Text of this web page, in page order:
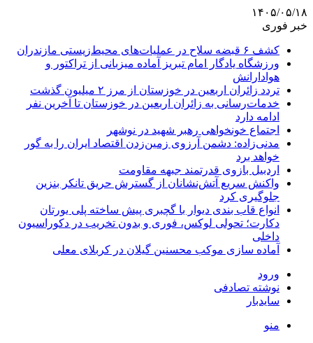
۱۴۰۵/۰۵/۱۸
خبر فوری
کشف ۶ قبضه سلاح در عملیات‌های محیط‌زیستی مازندران
ورزشگاه یادگار امام تبریز آماده میزبانی از تراکتور و
هوادارانش
تردد زائران اربعین در خوزستان از مرز ۲ میلیون گذشت
خدمات‌رسانی به زائران اربعین در خوزستان تا آخرین نفر
ادامه دارد
اجتماع خونخواهی رهبر شهید در نوشهر
مدنی‌زاده: دشمن آرزوی زمین‌زدن اقتصاد ایران را به گور
خواهد برد
اردبیل بازوی قدرتمند جبهه مقاومت
واکنش سریع آتش‌نشانان از گسترش حریق تانکر بنزین
جلوگیری کرد
انواع قاب بندی دیوار با گچبری پیش ساخته پلی یورتان
دکارت؛ تحولی لوکس، فوری و بدون تخریب در دکوراسیون
داخلی
آماده سازی موکب محسنین گیلان در کربلای معلی
ورود
نوشته تصادفی
سایدبار
منو